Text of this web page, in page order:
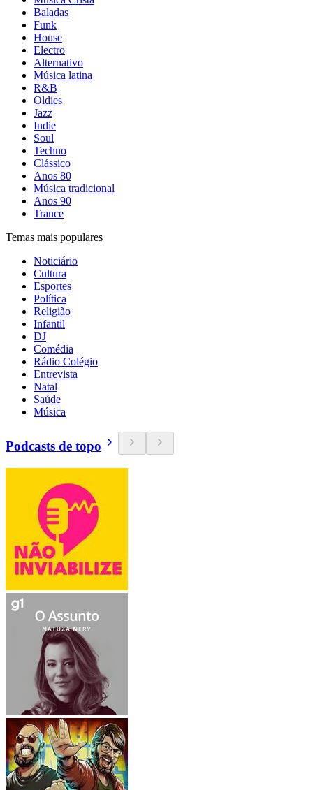
Baladas
Funk
House
Electro
Alternativo
Música latina
R&B
Oldies
Jazz
Indie
Soul
Techno
Clássico
Anos 80
Música tradicional
Anos 90
Trance
Temas mais populares
Noticiário
Cultura
Esportes
Política
Religião
Infantil
DJ
Comédia
Rádio Colégio
Entrevista
Natal
Saúde
Música
Podcasts de topo